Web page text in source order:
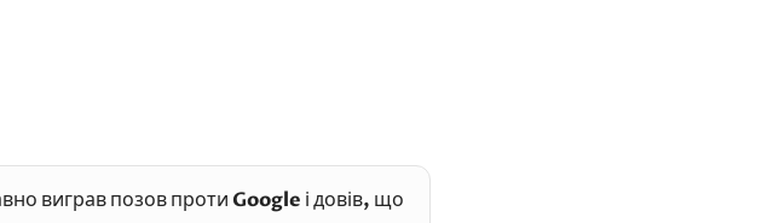
виграв позов проти Google і довів, що